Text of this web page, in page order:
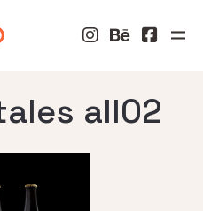
all02